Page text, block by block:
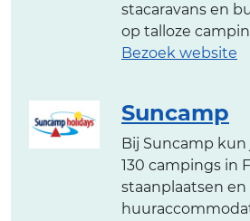
stacaravans en
op talloze
Bezoek website
Suncamp
Bij Suncamp
130 campings in
staanplaatsen en